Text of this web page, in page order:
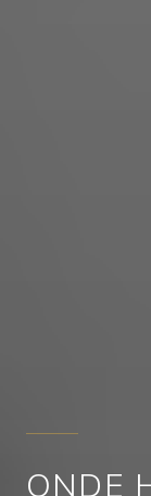
ONDE